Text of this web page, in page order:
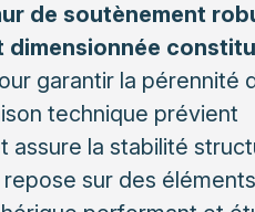
de soutènement
garantir la pérennité
technique prévient
assure la stabilité
sur des